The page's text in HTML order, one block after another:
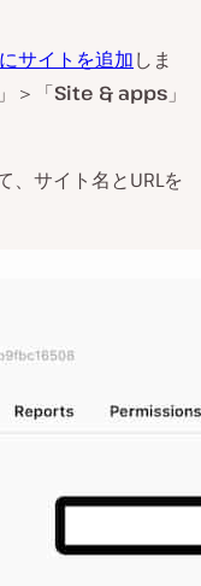
サイトを追加しま
」＞「Site & apps 」
、サイト名とURLを